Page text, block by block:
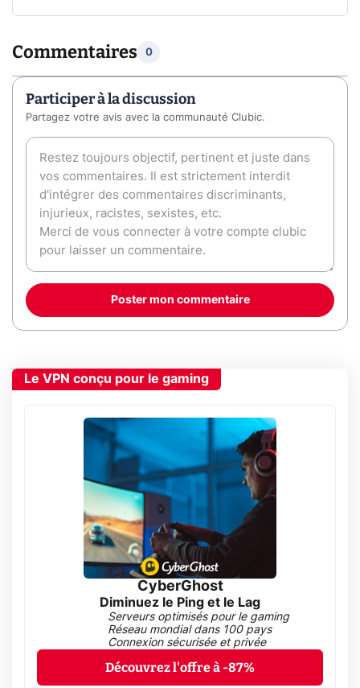
Commentaires 0
Participer à la discussion
Partagez votre avis avec la communauté Clubic.
Poster mon commentaire
Le VPN conçu pour le gaming
CyberGhost
Diminuez le Ping et le Lag
Serveurs optimisés pour le gaming
Réseau mondial dans 100 pays
Connexion sécurisée et privée
Découvrez l'offre à -87%